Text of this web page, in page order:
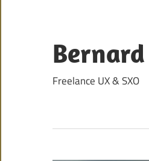
content
Freelance UX & SXO